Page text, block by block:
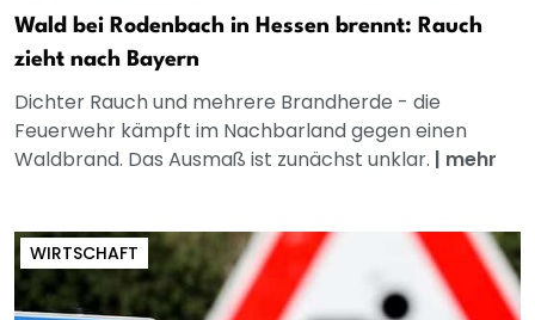
Wald bei Rodenbach in Hessen brennt: Rauch
zieht nach Bayern
Dichter Rauch und mehrere Brandherde - die
Feuerwehr kämpft im Nachbarland gegen einen
Waldbrand. Das Ausmaß ist zunächst unklar. | mehr
WIRTSCHAFT